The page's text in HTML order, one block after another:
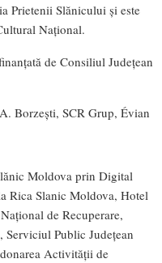
Prietenii Slănicului și este
Național.
de Consiliul Județean
Borzești, SCR Grup, Évian
Moldova prin Digital
Rica Slanic Moldova, Hotel
de Recuperare,
Public Județean
Activității de